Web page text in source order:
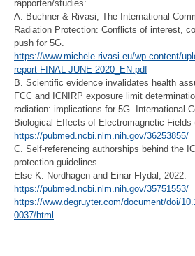
rapporten/studies:
A. Buchner & Rivasi, The International
Radiation Protection: Conflicts of interest,
push for 5G.
https://www.michele-rivasi.eu/wp-content/
report-FINAL-JUNE-2020_EN.pdf
B. Scientific evidence invalidates health
FCC and ICNIRP exposure limit
radiation: implications for 5G. International
Biological Effects of Electromagnetic Fields
https://pubmed.ncbi.nlm.nih.gov/36253855/
C. Self-referencing authorships behind the
protection guidelines
Else K. Nordhagen and Einar Flydal, 2022.
https://pubmed.ncbi.nlm.nih.gov/35751553/
https://www.degruyter.com/document/doi/
0037/html